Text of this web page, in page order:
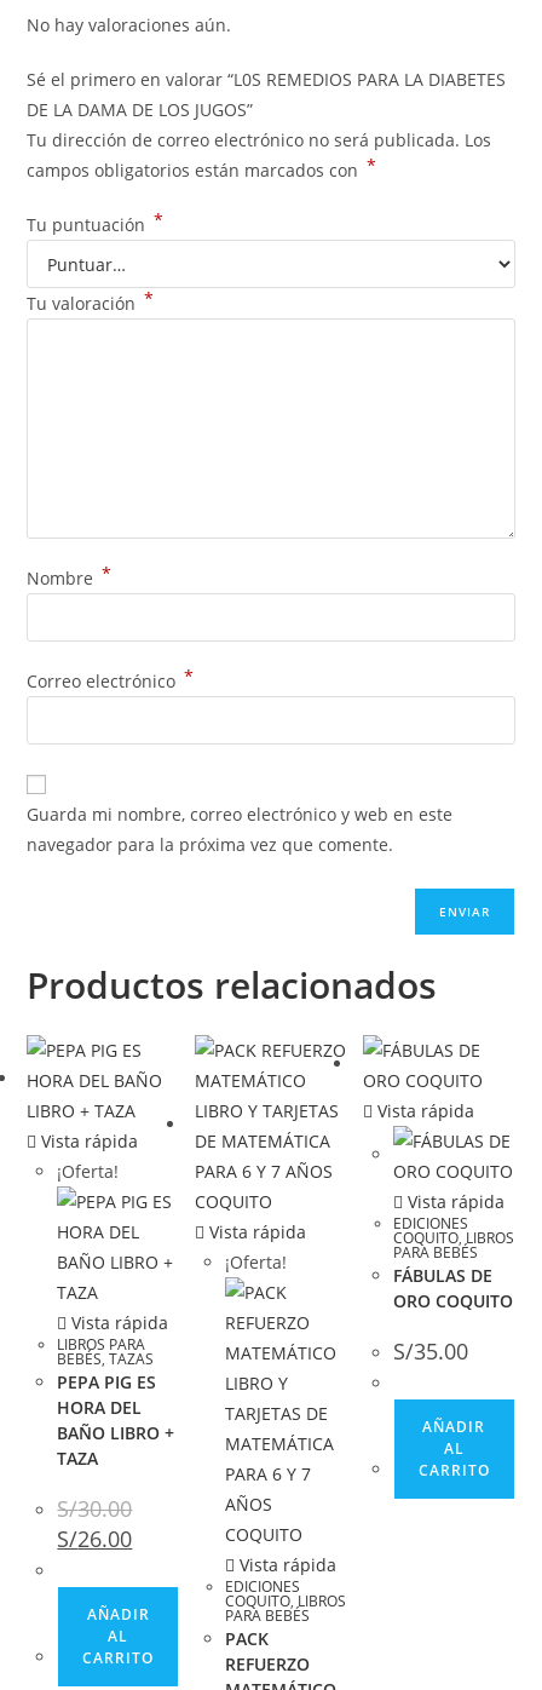
No hay valoraciones aún.
Sé el primero en valorar “L0S REMEDIOS PARA LA DIABETES
DE LA DAMA DE LOS JUGOS”
Tu dirección de correo electrónico no será publicada. Los
campos obligatorios están marcados con *
Tu puntuación *
Tu valoración *
Nombre *
Correo electrónico *
Guarda mi nombre, correo electrónico y web en este
navegador para la próxima vez que comente.
Productos relacionados
Vista rápida
¡Oferta!
Vista rápida
LIBROS PARA
BEBÉS,TAZAS
PEPA PIG ES
HORA DEL
BAÑO LIBRO +
TAZA
S/30.00
S/26.00
AÑADIR
AL
CARRITO
Vista rápida
¡Oferta!
Vista rápida
EDICIONES
COQUITO, LIBROS
PARA BEBÉS
PACK
REFUERZO
Vista rápida
Vista rápida
EDICIONES
COQUITO, LIBROS
PARA BEBÉS
FÁBULAS DE
ORO COQUITO
S/35.00
AÑADIR
AL
CARRITO